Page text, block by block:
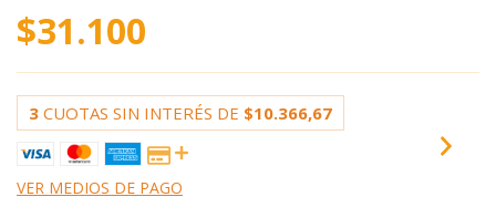
$31.100
3 CUOTAS SIN INTERÉS DE $10.366,67
VER MEDIOS DE PAGO